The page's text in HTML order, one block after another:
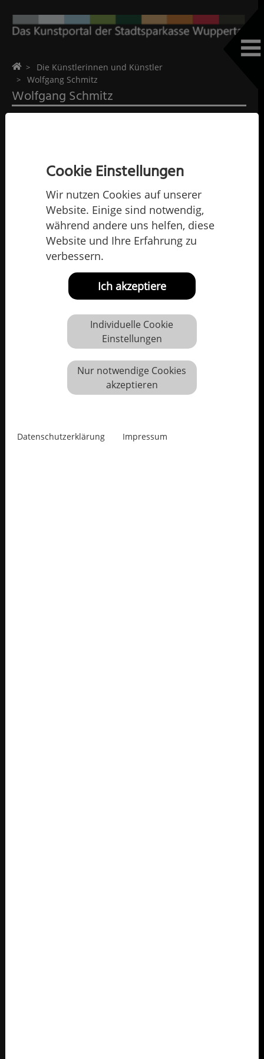
Cookie Einstellungen
Wir nutzen Cookies auf unserer
Website. Einige sind notwendig,
während andere uns helfen, diese
Website und Ihre Erfahrung zu
verbessern.
Ich akzeptiere
Individuelle Cookie
Einstellungen
Nur notwendige Cookies
akzeptieren
Datenschutzerklärung Impressum
HomeDie Künstlerinnen und Künstler
Wolfgang Schmitz
Wolfgang Schmitz